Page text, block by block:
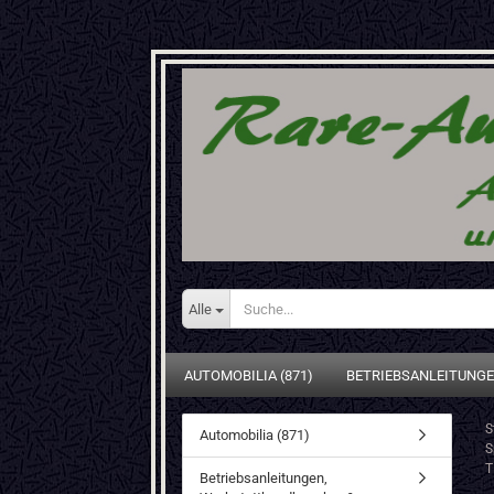
Alle
AUTOMOBILIA (871)
Automobilia (871)
Betriebsanleitungen,